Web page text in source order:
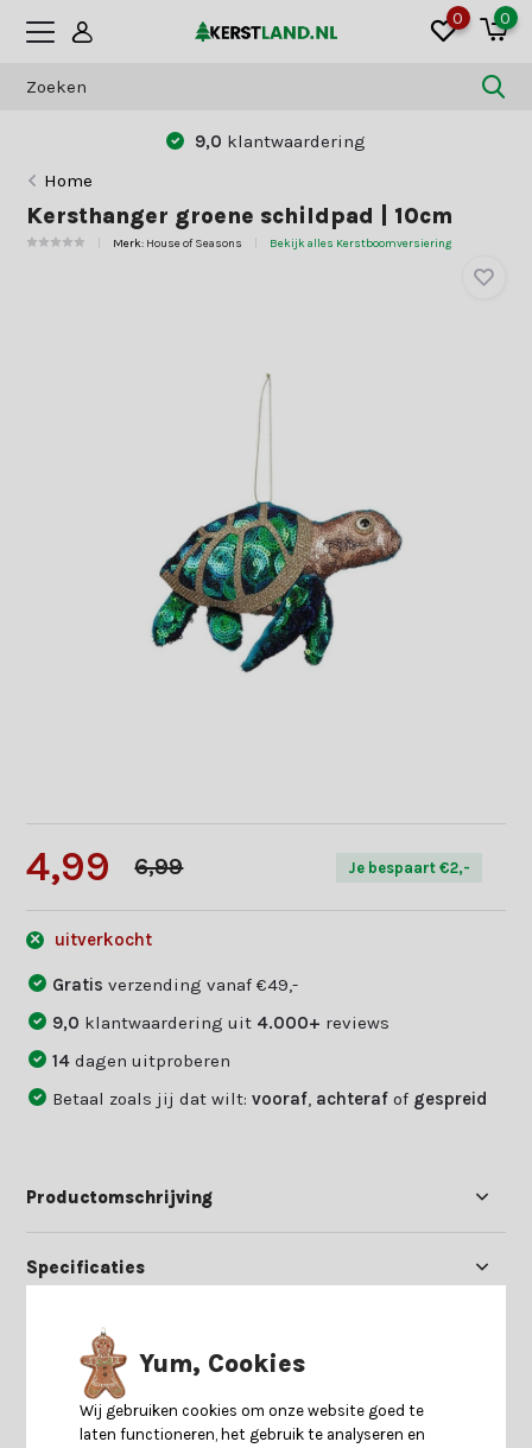
0 0
9,0 klantwaardering
Home
Kersthanger groene schildpad | 10cm
Merk: House of Seasons Bekijk alles Kerstboomversiering
4,99 6,99 Je bespaart €2,-
uitverkocht
Gratisverzending vanaf €49,-
9,0 klantwaardering uit 4.000+ reviews
14dagen uitproberen
Betaal zoals jij dat wilt:vooraf achteraf of gespreid
Productomschrijving
Specificaties
Reviews
Yum, Cookies
Wij gebruiken cookies om onze website goed te
laten functioneren, het gebruik te analyseren en